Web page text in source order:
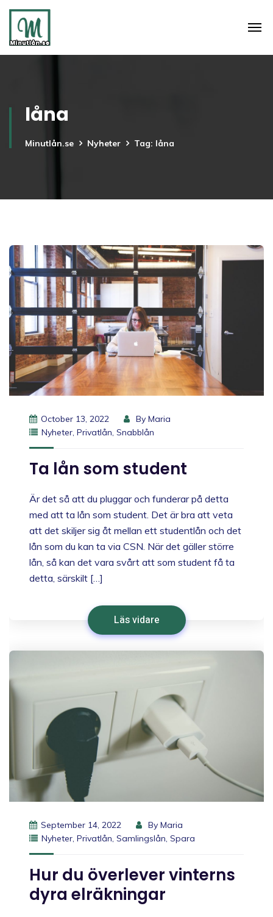
låna
Minutlån.se Nyheter Tag: låna
October 13, 2022 By Maria
Nyheter, Privatlån, Snabblån
Ta lån som student
Är det så att du pluggar och funderar på detta
med att ta lån som student. Det är bra att veta
att det skiljer sig åt mellan ett studentlån och det
lån som du kan ta via CSN. När det gäller större
lån, så kan det vara svårt att som student få ta
detta, särskilt […]
Läs vidare
September 14, 2022 By Maria
Nyheter, Privatlån, Samlingslån, Spara
Hur du överlever vinterns
dyra elräkningar